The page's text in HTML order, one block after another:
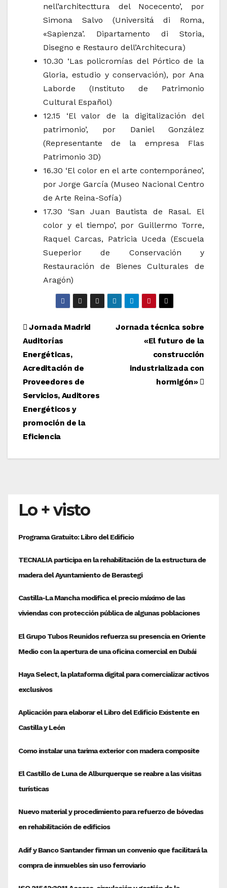
nell’architecttura del Nocecento’, por
Simona Salvo (Universitá di Roma,
«Sapienza’. Dipartamento di Storia,
Disegno e Restauro dell’Architecura)
10.30 ‘Las policromías del Pórtico de la
Gloria, estudio y conservación), por Ana
Laborde (Instituto de Patrimonio
Cultural Español)
12.15 ‘El valor de la digitalización del
patrimonio’, por Daniel González
(Representante de la empresa Flas
Patrimonio 3D)
16.30 ‘El color en el arte contemporáneo’,
por Jorge García (Museo Nacional Centro
de Arte Reina-Sofía)
17.30 ‘San Juan Bautista de Rasal. El
color y el tiempo’, por Guillermo Torre,
Raquel Carcas, Patricia Uceda (Escuela
Sueperior de Conservación y
Restauración de Bienes Culturales de
Aragón)
Navegación
de
entradas
Jornada técnica sobre
«El futuro de la
construcción
industrializada con
hormigón»
Jornada Madrid
Auditorías
Energéticas,
Acreditación de
Proveedores de
Servicios, Auditores
Energéticos y
promoción de la
Eficiencia
Lo + visto